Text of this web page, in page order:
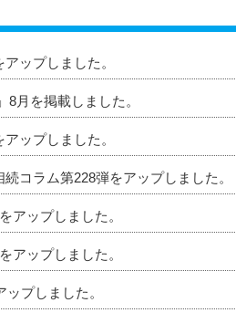
ップしました。
月を掲載しました。
ップしました。
コラム第228弾をアップしました。
アップしました。
アップしました。
プしました。